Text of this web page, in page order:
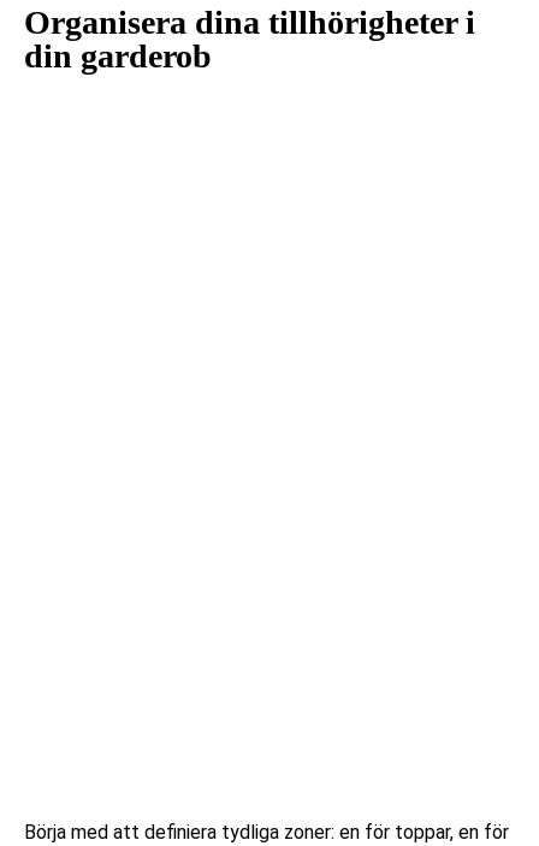
Organisera dina tillhörigheter i
din garderob
Börja med att definiera tydliga zoner: en för toppar, en för